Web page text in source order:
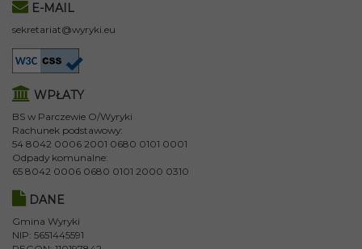
E-MAIL
sekretariat@wyryki.eu
WPŁATY
BS w Parczewie O/Wyryki
Rachunek podstawowy:
54 8042 0006 2001 0680 0101 0001
Odpady komunalne:
65 8042 0006 0680 0101 2000 0310
DANE
Gmina Wyryki
NIP: 5651445591